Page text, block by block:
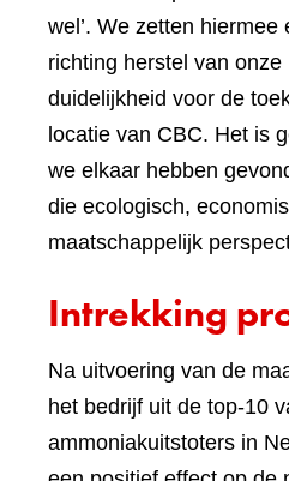
wel’. We zetten
richting herstel van
duidelijkheid voor de
locatie van CBC. Het is
we elkaar hebben
die ecologisch,
maatschappelijk
Intrekking
Na uitvoering van de
het bedrijf uit de top-10
ammoniakuitstoters in